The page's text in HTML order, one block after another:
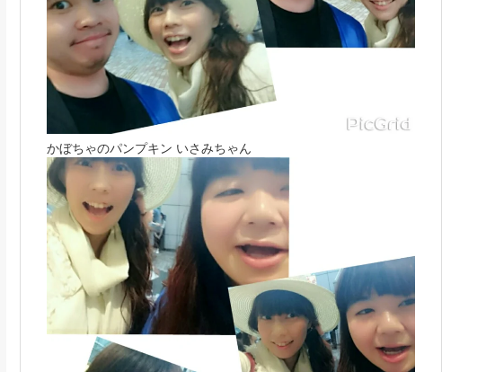
かぼちゃのパンプキン いさみちゃん